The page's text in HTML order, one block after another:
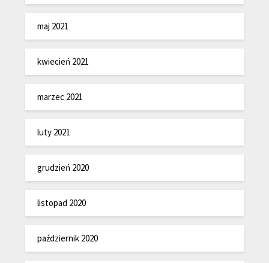
maj 2021
kwiecień 2021
marzec 2021
luty 2021
grudzień 2020
listopad 2020
październik 2020